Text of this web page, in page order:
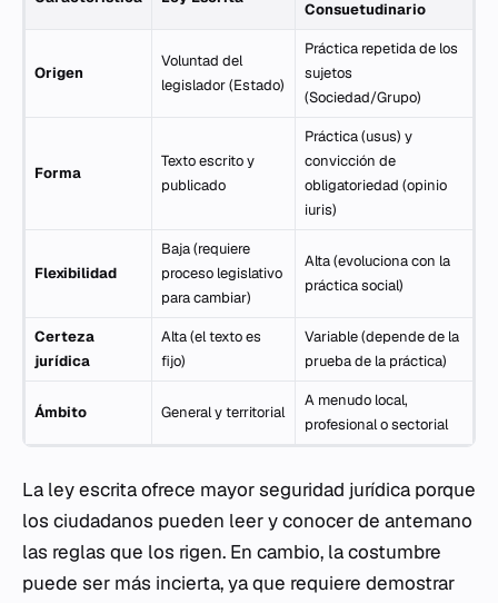
Consuetudinario
Origen
Voluntad del
legislador (Estado)
Práctica repetida de los
sujetos
(Sociedad/Grupo)
Forma
Texto escrito y
publicado
Práctica (usus) y
convicción de
obligatoriedad (opinio
iuris)
Flexibilidad
Baja (requiere
proceso legislativo
para cambiar)
Alta (evoluciona con la
práctica social)
Certeza
jurídica
Alta (el texto es
fijo)
Variable (depende de la
prueba de la práctica)
Ámbito General y territorial
A menudo local,
profesional o sectorial
La ley escrita ofrece mayor seguridad jurídica porque
los ciudadanos pueden leer y conocer de antemano
las reglas que los rigen. En cambio, la costumbre
puede ser más incierta, ya que requiere demostrar